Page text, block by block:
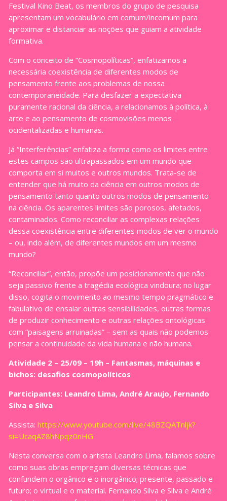
Festival Kino Beat, os membros do grupo de pesquisa
apresentam um vocabulário em comum/incomum para
aproximar e distanciar as noções que guiam a atividade
formativa.
Com o conceito de “Cosmopolíticas”, enfatizamos a
necessária coexistência de diferentes modos de
pensamento frente aos problemas de nossa
contemporaneidade. Para desfazer a expectativa
puramente racional da ciência, a relacionamos à política, à
arte e ao pensamento de cosmovisões menos
ocidentalizadas e humanas.
Já “Interferências” enfatiza a forma como os limites entre
estes campos são ultrapassados em um mundo que
comporta em si muitos e outros mundos. Trata-se de
entender que há muito da ciência em outros modos de
pensamento tanto quanto outros modos de pensamento
na ciência. Os aparentes limites são porosos, afetados,
contaminados. Como reconciliar as complexas relações
dessa coexistência entre diferentes modos de ver o mundo
– ou, indo além, de diferentes mundos em um mesmo
mundo?
“Reconciliar”, então, propõe um posicionamento que não
seja passivo frente a tragédia ecológica vindoura; no lugar
disso, cogita o movimento ao mesmo tempo pragmático e
fabulativo de ensaiar outras sensibilidades, outras formas
de produzir conhecimento e outras relações ontológicas
com “paisagens arruinadas” – sem as quais não podemos
pensar a continuidade da vida humana e não humana.
Atividade 2 – 25/09 – 19h – Fantasmas, máquinas e
bichos: desafios cosmopolíticos
Participantes: Leandro Lima, André Araujo, Fernando
Silva e Silva
Assista: https://www.youtube.com/live/48BZQATnljk?
si=UcaqAZ8hNpqz0nHG
Nesta conversa com o artista Leandro Lima, falamos sobre
como suas obras empregam diversas técnicas que
confundem o orgânico e o inorgânico; presente, passado e
futuro; o virtual e o material. Fernando Silva e Silva e André